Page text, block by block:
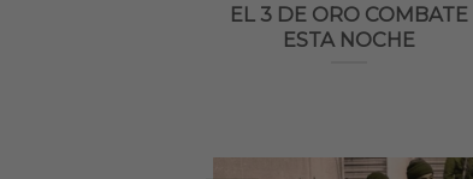
EL 3 DE ORO COMBATE
ESTA NOCHE